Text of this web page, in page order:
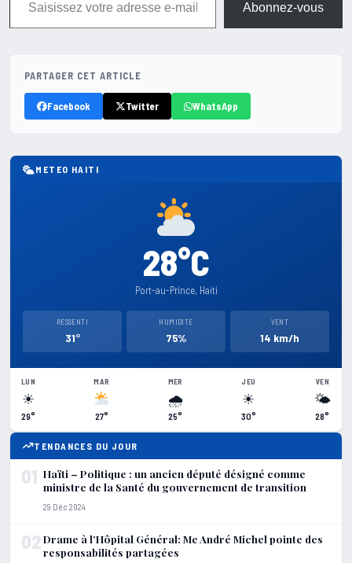
Abonnez-vous
PARTAGER CET ARTICLE
Facebook Twitter WhatsApp
METEO HAITI
28°C
Port-au-Prince, Haiti
RESSENTI
31°
HUMIDITE
75%
VENT
14 km/h
LUN
☀
29°
MAR
27°
MER
🌧
25°
JEU
☀
30°
VEN
🌤
28°
TENDANCES DU JOUR
01 Haïti – Politique : un ancien député désigné comme
ministre de la Santé du gouvernement de transition
29 Déc 2024
02Drame à l’Hôpital Général: Me André Michel pointe des
responsabilités partagées